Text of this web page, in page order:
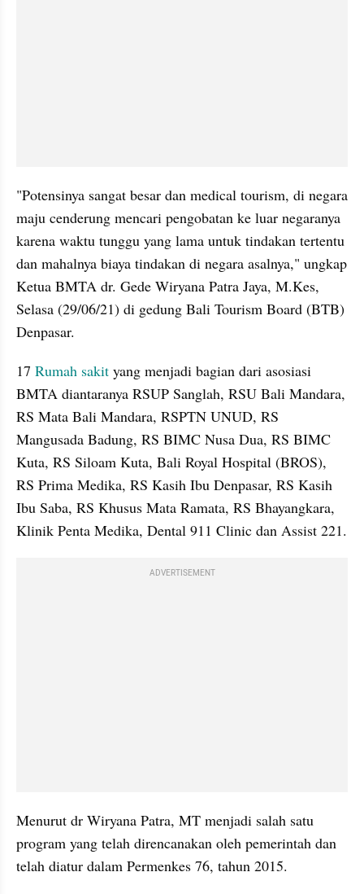
"Potensinya sangat besar dan medical tourism, di negara
maju cenderung mencari pengobatan ke luar negaranya
karena waktu tunggu yang lama untuk tindakan tertentu
dan mahalnya biaya tindakan di negara asalnya," ungkap
Ketua BMTA dr. Gede Wiryana Patra Jaya, M.Kes,
Selasa (29/06/21) di gedung Bali Tourism Board (BTB)
Denpasar.
17 Rumah sakit yang menjadi bagian dari asosiasi
BMTA diantaranya RSUP Sanglah, RSU Bali Mandara,
RS Mata Bali Mandara, RSPTN UNUD, RS
Mangusada Badung, RS BIMC Nusa Dua, RS BIMC
Kuta, RS Siloam Kuta, Bali Royal Hospital (BROS),
RS Prima Medika, RS Kasih Ibu Denpasar, RS Kasih
Ibu Saba, RS Khusus Mata Ramata, RS Bhayangkara,
Klinik Penta Medika, Dental 911 Clinic dan Assist 221.
ADVERTISEMENT
Menurut dr Wiryana Patra, MT menjadi salah satu
program yang telah direncanakan oleh pemerintah dan
telah diatur dalam Permenkes 76, tahun 2015.